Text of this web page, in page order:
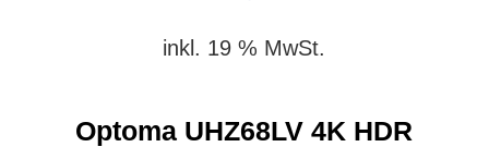
inkl. 19 % MwSt.
Optoma UHZ68LV 4K HDR